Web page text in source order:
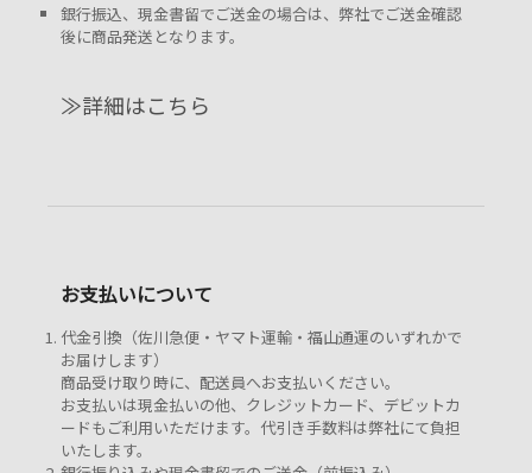
銀行振込、現金書留でご送金の場合は、弊社でご送金確認
後に商品発送となります。
≫詳細はこちら
お支払いについて
代金引換（佐川急便・ヤマト運輸・福山通運のいずれかで
お届けします）
商品受け取り時に、配送員へお支払いください。
お支払いは現金払いの他、クレジットカード、デビットカ
ードもご利用いただけます。代引き手数料は弊社にて負担
いたします。